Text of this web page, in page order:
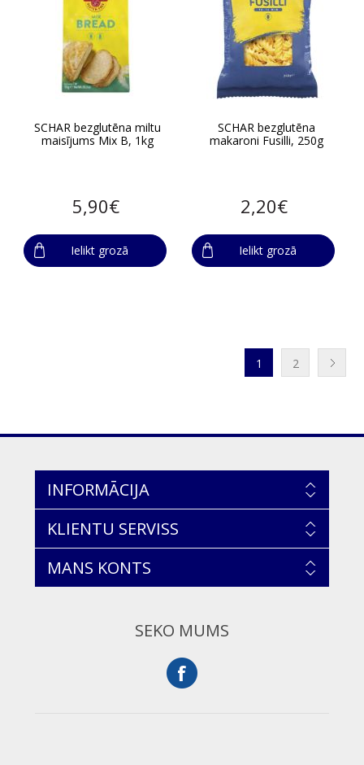
SCHAR bezglutēna miltu
maisījums Mix B, 1kg
5,90€
Ielikt grozā
SCHAR bezglutēna
makaroni Fusilli, 250g
2,20€
Ielikt grozā
1 2
INFORMĀCIJA
KLIENTU SERVISS
MANS KONTS
SEKO MUMS